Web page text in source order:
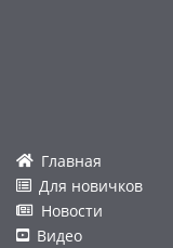
Главная
Для новичков
Новости
Видео